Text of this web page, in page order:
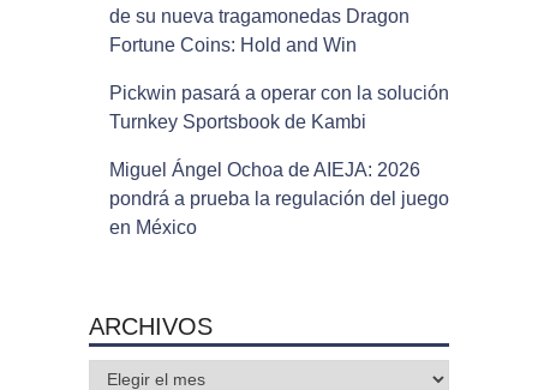
de su nueva tragamonedas Dragon
Fortune Coins: Hold and Win
Pickwin pasará a operar con la solución
Turnkey Sportsbook de Kambi
Miguel Ángel Ochoa de AIEJA: 2026
pondrá a prueba la regulación del juego
en México
ARCHIVOS
Archivos